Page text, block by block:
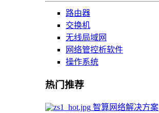
路由器
交换机
无线局域网
网络管控析软件
操作系统
热门推荐
智算网络解决方案